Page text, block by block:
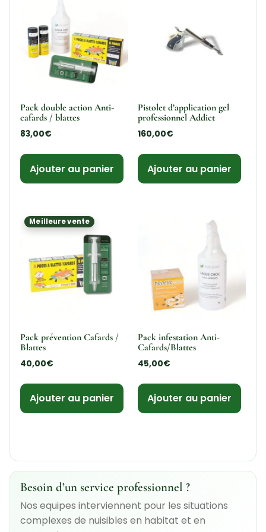
Pack double action Anti-
cafards / blattes
83,00€
Ajouter au panier
Pistolet d’application gel
professionnel Addict
160,00€
Ajouter au panier
Meilleure vente
Pack prévention Cafards /
Blattes
40,00€
Ajouter au panier
Pack infestation Anti-
Cafards/Blattes
45,00€
Ajouter au panier
Besoin d’un service professionnel ?
Nos equipes interviennent pour les situations
complexes de nuisibles en habitat et en